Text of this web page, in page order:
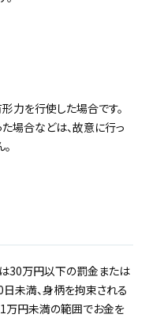
力を行使した場合です。
場合などは、故意に行っ
30万円以下の罰金または
未満、身柄を拘束される
万円未満の範囲でお金を